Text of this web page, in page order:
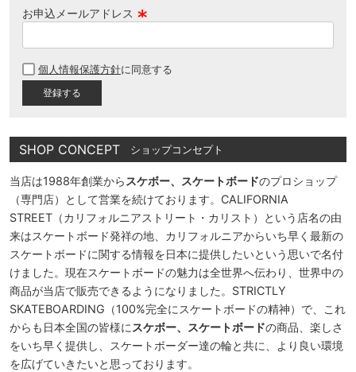
お申込メールアドレス
須
個人情報保護方針に同意する
SHOP CONCEPT ショップコンセプト
当店は1988年創業から スケボー、スケートボードのプロショップ
（専門店）として営業を続けております。CALIFORNIA
STREET（カリフォルニアストリート・カリスト）という店名の由
来はスケートボード発祥の地、カリフォルニアからいち早く最新の
スケートボードに関する情報を日本に提供したいという思いで名付
けました。現在スケートボードの魅力は全世界へ伝わり、世界中の
商品が当店で販売できるようになりました。STRICTLY
SKATEBOARDING（100%完全にスケートボードの精神）で、これ
からも日本全国の皆様に スケボー、スケートボードの商品、楽しさ
をいち早く提供し、スケートボーダー達の輪と共に、より良い環境
を広げていきたいと思っております。